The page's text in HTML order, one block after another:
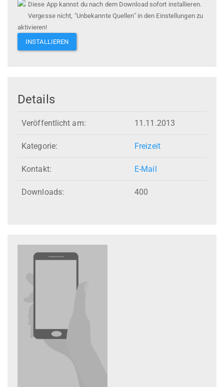
Diese App kannst du nach dem Download sofort installieren.
Vergesse nicht, "Unbekannte Quellen" in den Einstellungen zu
aktivieren!
INSTALLIEREN
Details
Veröffentlicht am: 11.11.2013
Kategorie: Freizeit
Kontakt: E-Mail
Downloads: 400